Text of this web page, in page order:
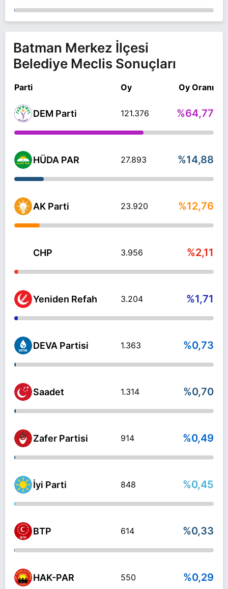
Batman Merkez İlçesi
Belediye Meclis Sonuçları
Parti Oy Oy Oranı
DEM Parti 121.376 %64,77
HÜDA PAR 27.893 %14,88
AK Parti 23.920 %12,76
CHP 3.956 %2,11
Yeniden Refah 3.204 %1,71
DEVA Partisi 1.363 %0,73
Saadet 1.314 %0,70
Zafer Partisi 914 %0,49
İyi Parti 848 %0,45
BTP 614 %0,33
HAK-PAR 550 %0,29